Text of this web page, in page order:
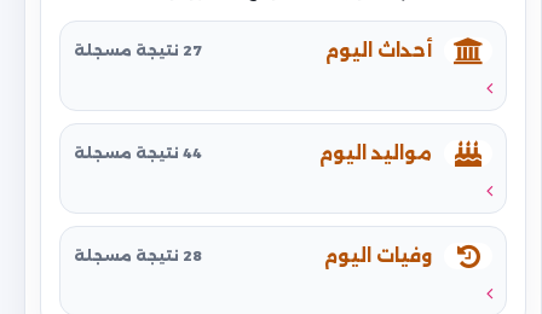
أحداث اليوم 27 نتيجة مسجلة
مواليد اليوم 44 نتيجة مسجلة
وفيات اليوم 28 نتيجة مسجلة